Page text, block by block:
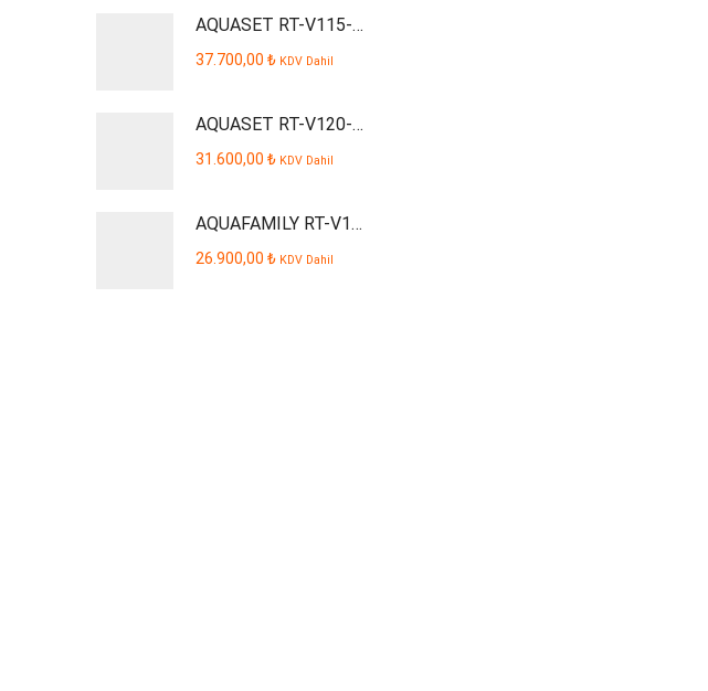
AQUASET RT-V115-P Smart Dijital Kabinli Pompalı Su Arıtma Cihazı
37.700,00 ₺ KDV Dahil
AQUASET RT-V120-P AQUSTA Smart Dijital Kabinli Pompalı Su Arıtma Cihazı
31.600,00 ₺ KDV Dahil
AQUAFAMILY RT-V110-P Smart Dijital Kabinli Pompalı Su Arıtma Cihazı
26.900,00 ₺ KDV Dahil